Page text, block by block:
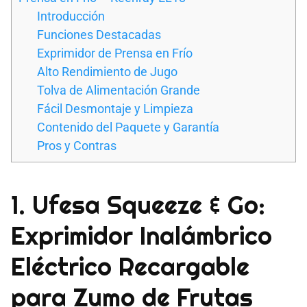
Introducción
Funciones Destacadas
Exprimidor de Prensa en Frío
Alto Rendimiento de Jugo
Tolva de Alimentación Grande
Fácil Desmontaje y Limpieza
Contenido del Paquete y Garantía
Pros y Contras
1. Ufesa Squeeze & Go:
Exprimidor Inalámbrico
Eléctrico Recargable
para Zumo de Frutas